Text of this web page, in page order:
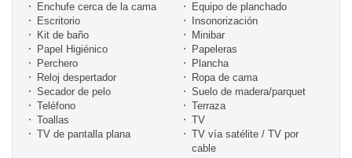
Enchufe cerca de la cama
Equipo de planchado
Escritorio
Insonorización
Kit de baño
Minibar
Papel Higiénico
Papeleras
Perchero
Plancha
Reloj despertador
Ropa de cama
Secador de pelo
Suelo de madera/parquet
Teléfono
Terraza
Toallas
TV
TV de pantalla plana
TV vía satélite / TV por
cable